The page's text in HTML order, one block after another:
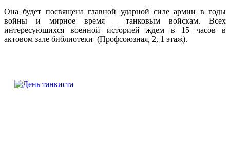
Она будет посвящена главной ударной силе армии в годы
войны и мирное время – танковым войскам. Всех
интересующихся военной историей ждем в 15 часов в
актовом зале библиотеки (Профсоюзная, 2, 1 этаж).